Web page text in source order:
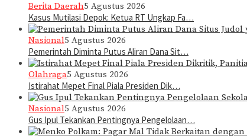
Berita Daerah5 Agustus 2026
Kasus Mutilasi Depok: Ketua RT Ungkap Fa…
Nasional5 Agustus 2026
Pemerintah Diminta Putus Aliran Dana Sit…
Olahraga5 Agustus 2026
Istirahat Mepet Final Piala Presiden Dik…
Nasional5 Agustus 2026
Gus Ipul Tekankan Pentingnya Pengelolaan…